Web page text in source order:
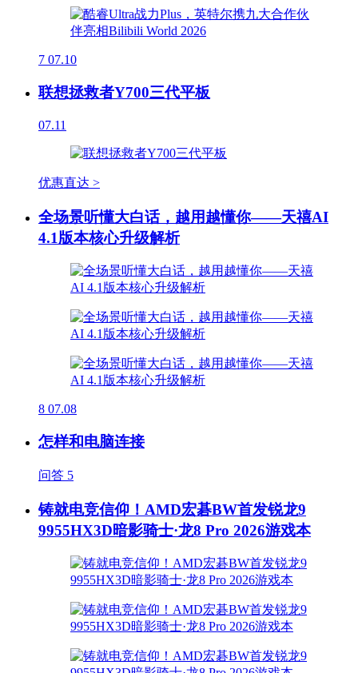
7 07.10
联想拯救者Y700三代平板
07.11
优惠直达 >
全场景听懂大白话，越用越懂你——天禧AI
4.1版本核心升级解析
8 07.08
怎样和电脑连接
问答 5
铸就电竞信仰！AMD宏碁BW首发锐龙9
9955HX3D暗影骑士·龙8 Pro 2026游戏本